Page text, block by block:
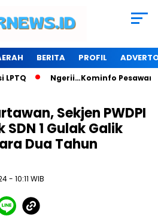
BERITA PROFIL
Ngerii…Kominfo Pesawaran Sewa
Sekjen PWDPI
SDN 1 Gulak Galik
Dua Tahun
- 10:11 WIB